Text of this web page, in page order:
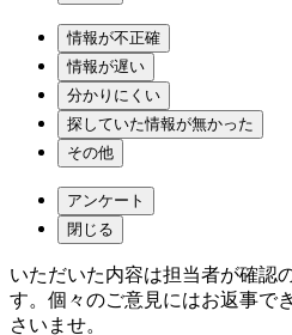
情報が不正確
情報が遅い
分かりにくい
探していた情報が無かった
その他
アンケート
閉じる
いただいた内容は担当者が確認
す。個々のご意見にはお返事で
さいませ。